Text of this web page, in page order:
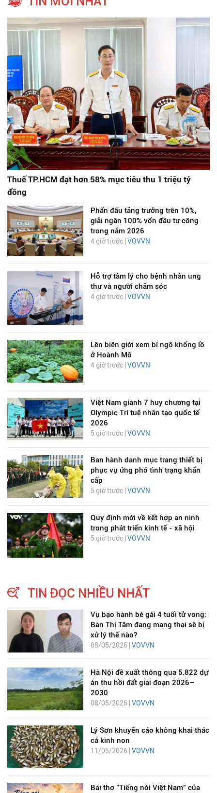
Thuế TP.HCM đạt hơn 58% mục tiêu thu 1 triệu tỷ
đồng
Phấn đấu tăng trưởng trên 10%,
giải ngân 100% vốn đầu tư công
trong năm 2026
4 giờ trước | VOVVN
Hỗ trợ tâm lý cho bệnh nhân ung
thư và người chăm sóc
4 giờ trước | VOVVN
Lên biên giới xem bí ngô khổng lồ
ở Hoành Mô
4 giờ trước | VOVVN
Việt Nam giành 7 huy chương tại
Olympic Trí tuệ nhân tạo quốc tế
2026
5 giờ trước | VOVVN
Ban hành danh mục trang thiết bị
phục vụ ứng phó tình trạng khẩn
cấp
5 giờ trước | VOVVN
Quy định mới về kết hợp an ninh
trong phát triển kinh tế - xã hội
5 giờ trước | VOVVN
TIN ĐỌC NHIỀU NHẤT
Vụ bạo hành bé gái 4 tuổi tử vong:
Bàn Thị Tâm đang mang thai sẽ bị
xử lý thế nào?
08/05/2026 | VOVVN
Hà Nội đề xuất thông qua 5.822 dự
án thu hồi đất giai đoạn 2026–
2030
08/05/2026 | VOVVN
Lý Sơn khuyến cáo không khai thác
cá kình non
11/05/2026 |VOVVN
Bài thơ "Tiếng nói Việt Nam" của